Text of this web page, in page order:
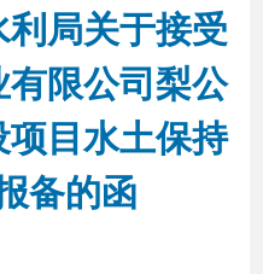
解读回应
互动交流
局关于接受
限公司梨公
目水土保持
备的函